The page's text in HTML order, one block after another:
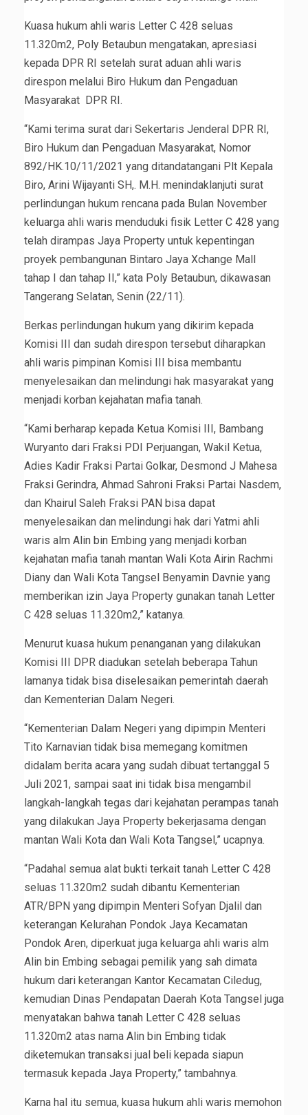
Kuasa hukum ahli waris Letter C 428 seluas
11.320m2, Poly Betaubun mengatakan, apresiasi
kepada DPR RI setelah surat aduan ahli waris
direspon melalui Biro Hukum dan Pengaduan
Masyarakat DPR RI.
“Kami terima surat dari Sekertaris Jenderal DPR RI,
Biro Hukum dan Pengaduan Masyarakat, Nomor
892/HK.10/11/2021 yang ditandatangani Plt Kepala
Biro, Arini Wijayanti SH,. M.H. menindaklanjuti surat
perlindungan hukum rencana pada Bulan November
keluarga ahli waris menduduki fisik Letter C 428 yang
telah dirampas Jaya Property untuk kepentingan
proyek pembangunan Bintaro Jaya Xchange Mall
tahap I dan tahap II,” kata Poly Betaubun, dikawasan
Tangerang Selatan, Senin (22/11).
Berkas perlindungan hukum yang dikirim kepada
Komisi III dan sudah direspon tersebut diharapkan
ahli waris pimpinan Komisi III bisa membantu
menyelesaikan dan melindungi hak masyarakat yang
menjadi korban kejahatan mafia tanah.
“Kami berharap kepada Ketua Komisi III, Bambang
Wuryanto dari Fraksi PDI Perjuangan, Wakil Ketua,
Adies Kadir Fraksi Partai Golkar, Desmond J Mahesa
Fraksi Gerindra, Ahmad Sahroni Fraksi Partai Nasdem,
dan Khairul Saleh Fraksi PAN bisa dapat
menyelesaikan dan melindungi hak dari Yatmi ahli
waris alm Alin bin Embing yang menjadi korban
kejahatan mafia tanah mantan Wali Kota Airin Rachmi
Diany dan Wali Kota Tangsel Benyamin Davnie yang
memberikan izin Jaya Property gunakan tanah Letter
C 428 seluas 11.320m2,” katanya.
Menurut kuasa hukum penanganan yang dilakukan
Komisi III DPR diadukan setelah beberapa Tahun
lamanya tidak bisa diselesaikan pemerintah daerah
dan Kementerian Dalam Negeri.
“Kementerian Dalam Negeri yang dipimpin Menteri
Tito Karnavian tidak bisa memegang komitmen
didalam berita acara yang sudah dibuat tertanggal 5
Juli 2021, sampai saat ini tidak bisa mengambil
langkah-langkah tegas dari kejahatan perampas tanah
yang dilakukan Jaya Property bekerjasama dengan
mantan Wali Kota dan Wali Kota Tangsel,” ucapnya.
“Padahal semua alat bukti terkait tanah Letter C 428
seluas 11.320m2 sudah dibantu Kementerian
ATR/BPN yang dipimpin Menteri Sofyan Djalil dan
keterangan Kelurahan Pondok Jaya Kecamatan
Pondok Aren, diperkuat juga keluarga ahli waris alm
Alin bin Embing sebagai pemilik yang sah dimata
hukum dari keterangan Kantor Kecamatan Ciledug,
kemudian Dinas Pendapatan Daerah Kota Tangsel juga
menyatakan bahwa tanah Letter C 428 seluas
11.320m2 atas nama Alin bin Embing tidak
diketemukan transaksi jual beli kepada siapun
termasuk kepada Jaya Property,” tambahnya.
Karna hal itu semua, kuasa hukum ahli waris memohon